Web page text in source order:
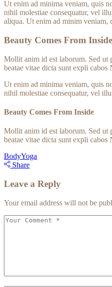
Ut enim ad minima veniam, quis
nihil molestiae consequatur, vel
aliqua. Ut enim ad minim veniam,
Beauty Comes From Inside
Mollit anim id est laborum. Sed ut
beatae vitae dicta sunt expli
Ut enim ad minima veniam, quis
nihil molestiae consequatur, vel
Beauty Comes From Inside
Mollit anim id est laborum. Sed ut
beatae vitae dicta sunt expli
BodyYoga
Share
Leave a Reply
Your email address will not be